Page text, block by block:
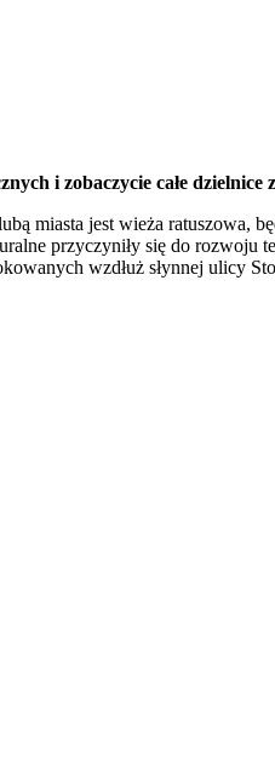
i zobaczycie całe dzielnice
miasta jest wieża
przyczyniły się do rozwoju
wzdłuż słynnej ulicy